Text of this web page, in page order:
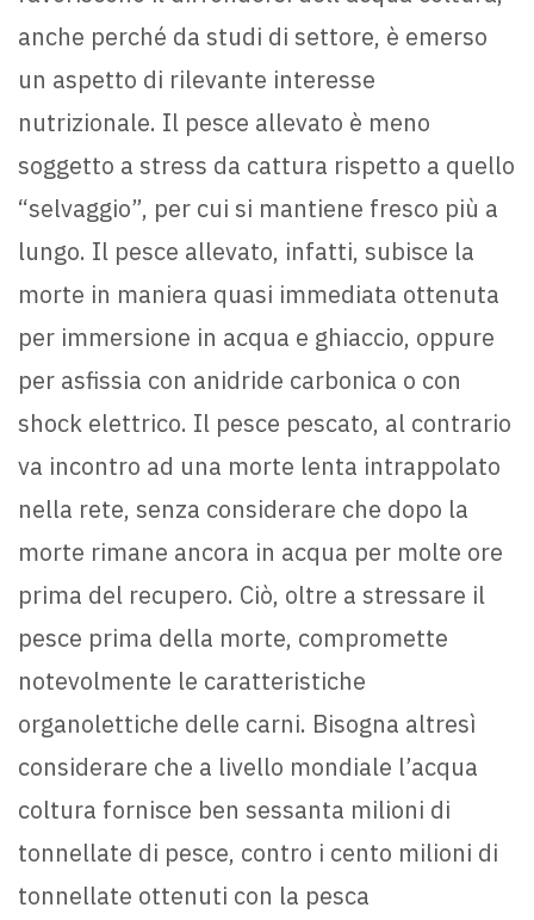
anche perché da studi di settore, è emerso
un aspetto di rilevante interesse
nutrizionale. Il pesce allevato è meno
soggetto a stress da cattura rispetto a quello
“selvaggio”, per cui si mantiene fresco più a
lungo. Il pesce allevato, infatti, subisce la
morte in maniera quasi immediata ottenuta
per immersione in acqua e ghiaccio, oppure
per asfissia con anidride carbonica o con
shock elettrico. Il pesce pescato, al contrario
va incontro ad una morte lenta intrappolato
nella rete, senza considerare che dopo la
morte rimane ancora in acqua per molte ore
prima del recupero. Ciò, oltre a stressare il
pesce prima della morte, compromette
notevolmente le caratteristiche
organolettiche delle carni. Bisogna altresì
considerare che a livello mondiale l’acqua
coltura fornisce ben sessanta milioni di
tonnellate di pesce, contro i cento milioni di
tonnellate ottenuti con la pesca